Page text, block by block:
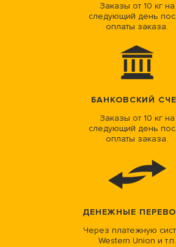
Заказы от 10 кг на
следующий день
оплаты заказа.
БАНКОВСКИЙ
Заказы от 10 кг на
следующий день
оплаты заказа.
ДЕНЕЖНЫЕ
Через платежную
Western Union и т.п.